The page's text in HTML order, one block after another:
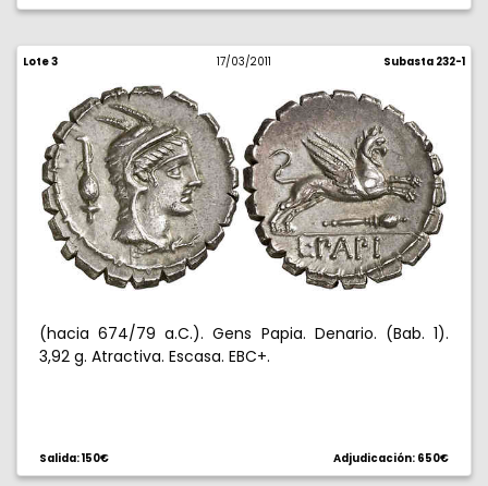
Lote 3 17/03/2011 Subasta 232-1
(hacia 674/79 a.C.). Gens Papia. Denario. (Bab. 1).
3,92 g. Atractiva. Escasa. EBC+.
Salida: 150€ Adjudicación: 650€